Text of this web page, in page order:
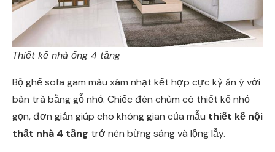
Thiết kế nhà ống 4 tầng
Bộ ghế sofa gam màu xám nhạt kết hợp cực kỳ ăn ý với
bàn trà bằng gỗ nhỏ. Chiếc đèn chùm có thiết kế nhỏ
gọn, đơn giản giúp cho không gian của mẫu thiết kế nội
thất nhà 4 tầng trở nên bừng sáng và lộng lẫy.